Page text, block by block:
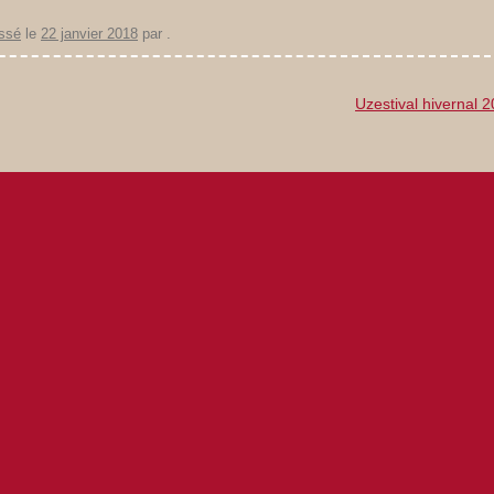
le 22 janvier 2018 par
Uzestival hivernal